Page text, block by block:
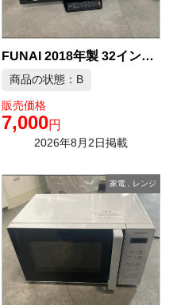
FUNAI 2018年製 32インチ 液晶テレビ 中古品販売
商品の状態：B
販売価格
7,000円
2026年8月2日掲載
家電 , レンジ